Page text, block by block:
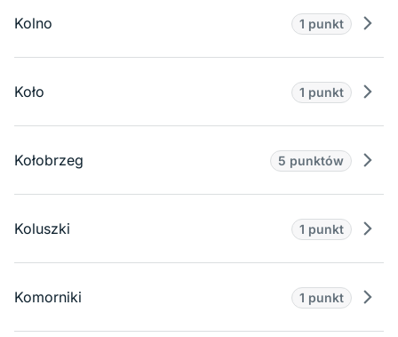
Kolno 1 punkt
Koło 1 punkt
Kołobrzeg 5 punktów
Koluszki 1 punkt
Komorniki 1 punkt